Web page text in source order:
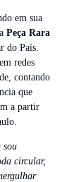
em sua
Peça Rara
do País.
redes
contando
que
a partir
sou
circular,